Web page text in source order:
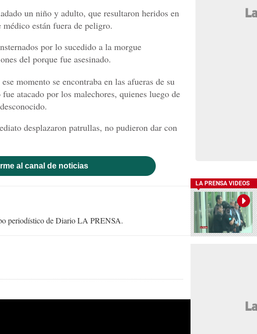
un niño y adulto, que resultaron heridos en
están fuera de peligro.
por lo sucedido a la morgue
del porque fue asesinado.
momento se encontraba en las afueras de su
atacado por los malechores, quienes luego de
desplazaron patrullas, no pudieron dar con
al canal de noticias
periodístico de Diario LA PRENSA.
LA PRENSA VIDEOS